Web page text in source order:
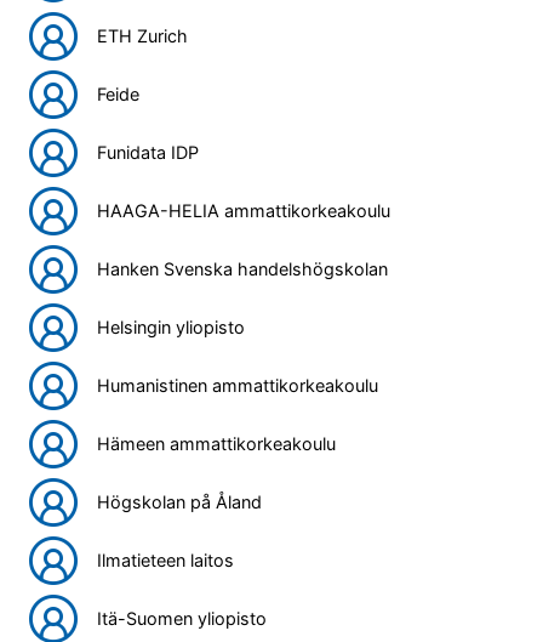
ETH Zurich
Feide
Funidata IDP
HAAGA-HELIA ammattikorkeakoulu
Hanken Svenska handelshögskolan
Helsingin yliopisto
Humanistinen ammattikorkeakoulu
Hämeen ammattikorkeakoulu
Högskolan på Åland
Ilmatieteen laitos
Itä-Suomen yliopisto